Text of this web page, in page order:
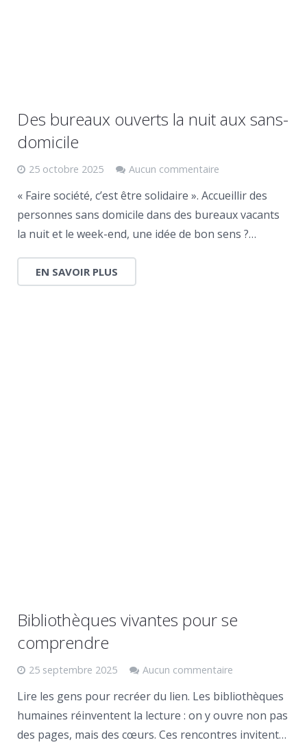
Des bureaux ouverts la nuit aux sans-
domicile
25 octobre 2025 Aucun commentaire
« Faire société, c’est être solidaire ». Accueillir des
personnes sans domicile dans des bureaux vacants
la nuit et le week-end, une idée de bon sens ?…
EN SAVOIR PLUS
Bibliothèques vivantes pour se
comprendre
25 septembre 2025 Aucun commentaire
Lire les gens pour recréer du lien. Les bibliothèques
humaines réinventent la lecture : on y ouvre non pas
des pages, mais des cœurs. Ces rencontres invitent…